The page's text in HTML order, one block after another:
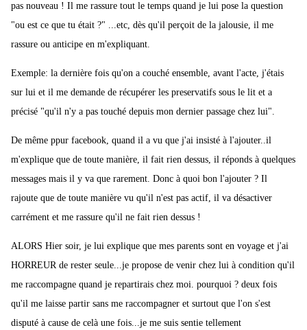
pas nouveau ! Il me rassure tout le temps quand je lui pose la question
"ou est ce que tu était ?" ...etc, dès qu'il perçoit de la jalousie, il me
rassure ou anticipe en m'expliquant.
Exemple: la dernière fois qu'on a couché ensemble, avant l'acte, j'étais
sur lui et il me demande de récupérer les preservatifs sous le lit et a
précisé "qu'il n'y a pas touché depuis mon dernier passage chez lui".
De même ppur facebook, quand il a vu que j'ai insisté à l'ajouter..il
m'explique que de toute manière, il fait rien dessus, il réponds à quelques
messages mais il y va que rarement. Donc à quoi bon l'ajouter ? Il
rajoute que de toute manière vu qu'il n'est pas actif, il va désactiver
carrément et me rassure qu'il ne fait rien dessus !
ALORS Hier soir, je lui explique que mes parents sont en voyage et j'ai
HORREUR de rester seule...je propose de venir chez lui à condition qu'il
me raccompagne quand je repartirais chez moi. pourquoi ? deux fois
qu'il me laisse partir sans me raccompagner et surtout que l'on s'est
disputé à cause de celà une fois...je me suis sentie tellement